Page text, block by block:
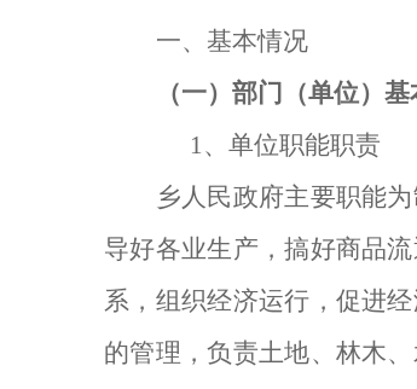
一、基本情况
（一）部门（单位）
1、单位职能职责
乡人民政府主要职能
导好各业生产，搞好商品
系，组织经济运行，促进
的管理，负责土地、林木